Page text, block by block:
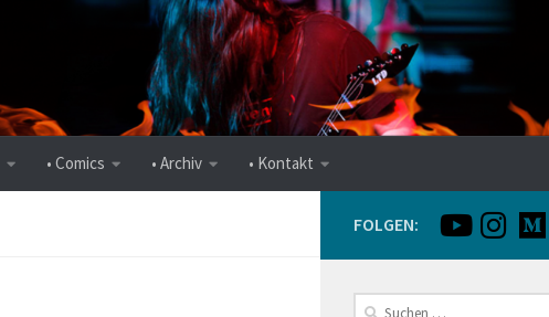
• Comics • Archiv • Kontakt
FOLGEN:
Suchen